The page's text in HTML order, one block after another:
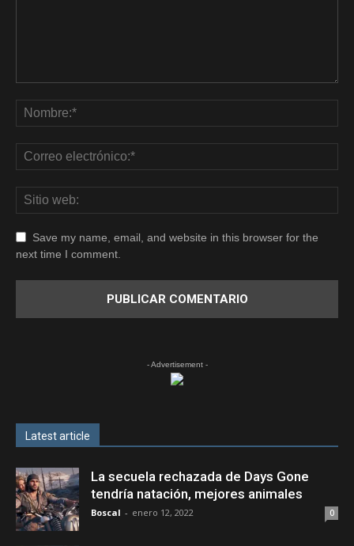
Save my name, email, and website in this browser for the
next time I comment.
- Advertisement -
Latest article
La secuela rechazada de Days Gone
tendría natación, mejores animales
Boscal - enero 12, 2022 0